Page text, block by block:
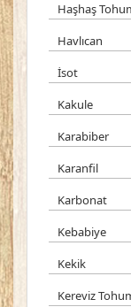
Haşhaş
Havlıcan
İsot
Kakule
Karabiber
Karanfil
Karbonat
Kebabiye
Kekik
Kereviz